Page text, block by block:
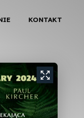
KONTAKT